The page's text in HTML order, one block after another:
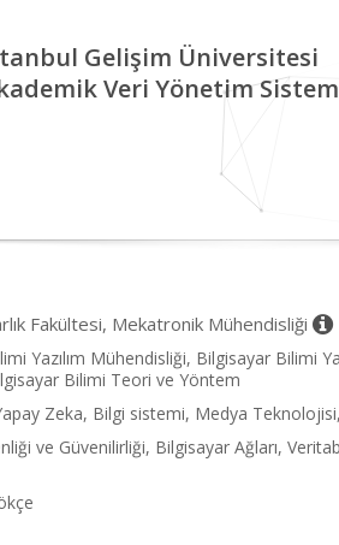
Gelişim Üniversitesi
Veri Yönetim
Fakültesi, Mekatronik Mühendisliği
Yazılım Mühendisliği, Bilgisayar Bilimi
Bilimi Teori ve Yöntem
Zeka, Bilgi sistemi, Medya
ve Güvenilirliği, Bilgisayar Ağları,